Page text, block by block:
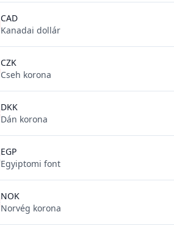
CAD
Kanadai dollár
CZK
Cseh korona
DKK
Dán korona
EGP
Egyiptomi font
NOK
Norvég korona